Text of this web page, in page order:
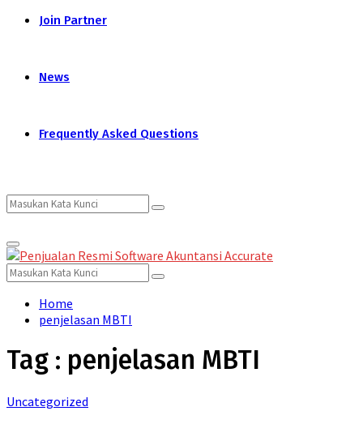
Join Partner
News
Frequently Asked Questions
Search
for:
Search
Primary
Menu
Search
for:
Search
Home
penjelasan MBTI
Tag : penjelasan MBTI
Uncategorized